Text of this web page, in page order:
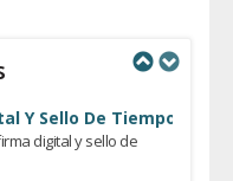
Y Sello De Tiempo
digital y sello de
Previous